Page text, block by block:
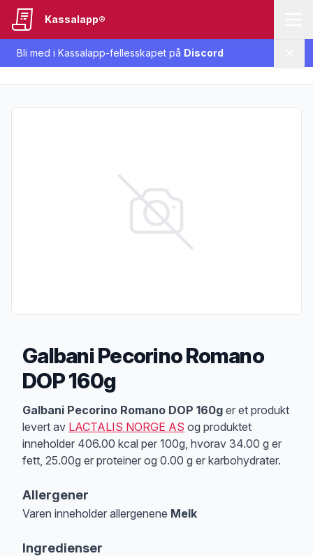
Bli med i Kassalapp-fellesskapet på Discord
Kassalapp®
Galbani Pecorino Romano
DOP 160g
Produktbeskrivelse
Galbani Pecorino Romano DOP 160g er et produkt
levert av LACTALIS NORGE AS og produktet
inneholder 406.00 kcal per 100g, hvorav 34.00 g er
fett, 25.00g er proteiner og 0.00 g er karbohydrater.
Allergener
Varen inneholder allergenene Melk
Ingredienser